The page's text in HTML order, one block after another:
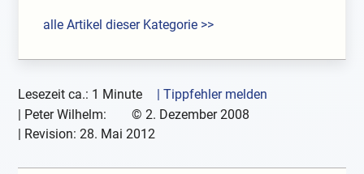
alle Artikel dieser Kategorie >>
Lesezeit ca.: 1 Minute
| Tippfehler melden
| Peter Wilhelm: © 2. Dezember 2008
| Revision:28. Mai 2012